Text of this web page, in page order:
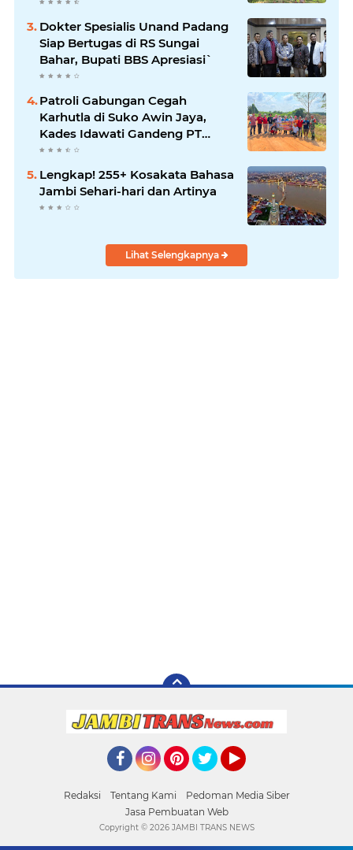
Dokter Spesialis Unand Padang
Siap Bertugas di RS Sungai
Bahar, Bupati BBS Apresiasi`
Patroli Gabungan Cegah
Karhutla di Suko Awin Jaya,
Kades Idawati Gandeng PT
BBB-S, TNI dan BPD
Lengkap! 255+ Kosakata Bahasa
Jambi Sehari-hari dan Artinya
Lihat Selengkapnya
Redaksi Tentang Kami
Pedoman Media Siber
Jasa Pembuatan Web
Copyright © 2026 JAMBI TRANS NEWS